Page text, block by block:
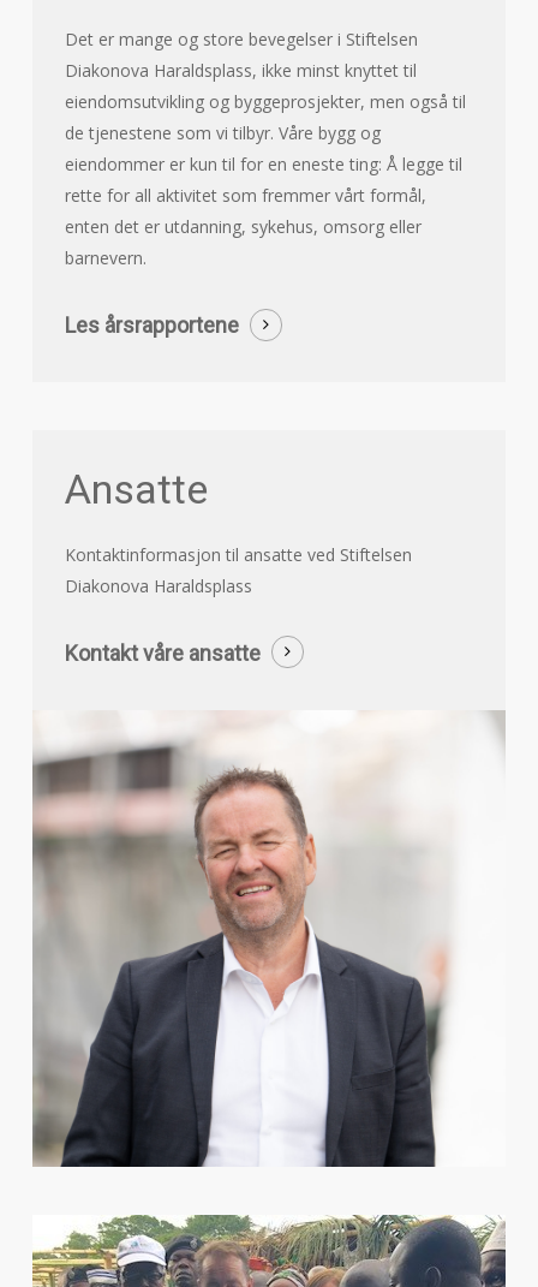
Det er mange og store bevegelser i Stiftelsen
Diakonova Haraldsplass, ikke minst knyttet til
eiendomsutvikling og byggeprosjekter, men også til
de tjenestene som vi tilbyr. Våre bygg og
eiendommer er kun til for en eneste ting: Å legge til
rette for all aktivitet som fremmer vårt formål,
enten det er utdanning, sykehus, omsorg eller
barnevern.
Les årsrapportene
Ansatte
Kontaktinformasjon til ansatte ved Stiftelsen
Diakonova Haraldsplass
Kontakt våre ansatte